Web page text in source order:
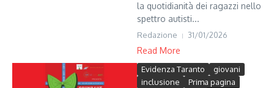
la quotidianità dei ragazzi nello
spettro autisti...
Redazione 31/01/2026
Read More
Evidenza Taranto
giovani
inclusione
Prima pagina